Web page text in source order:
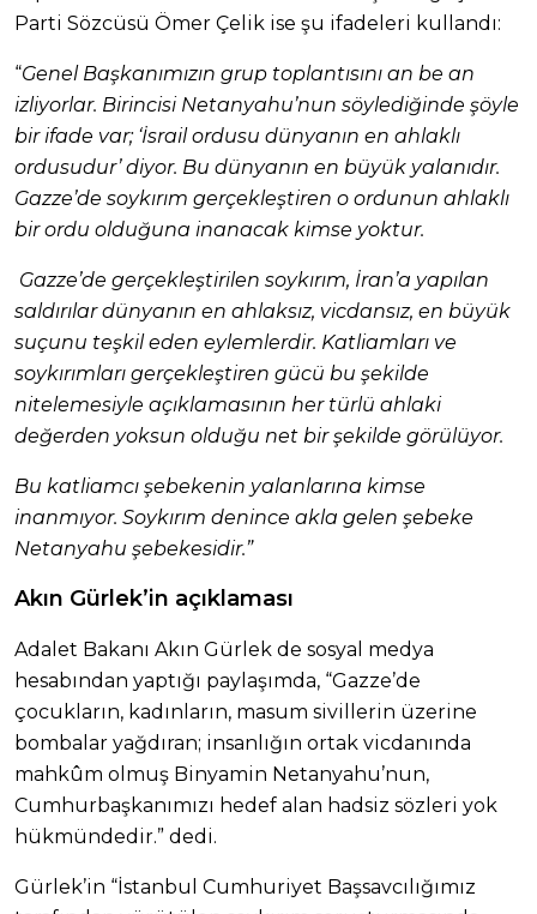
Parti Sözcüsü Ömer Çelik ise şu ifadeleri kullandı:
“Genel Başkanımızın grup toplantısını an be an
izliyorlar. Birincisi Netanyahu’nun söylediğinde şöyle
bir ifade var; ‘İsrail ordusu dünyanın en ahlaklı
ordusudur’ diyor. Bu dünyanın en büyük yalanıdır.
Gazze’de soykırım gerçekleştiren o ordunun ahlaklı
bir ordu olduğuna inanacak kimse yoktur.
Gazze’de gerçekleştirilen soykırım, İran’a yapılan
saldırılar dünyanın en ahlaksız, vicdansız, en büyük
suçunu teşkil eden eylemlerdir. Katliamları ve
soykırımları gerçekleştiren gücü bu şekilde
nitelemesiyle açıklamasının her türlü ahlaki
değerden yoksun olduğu net bir şekilde görülüyor.
Bu katliamcı şebekenin yalanlarına kimse
inanmıyor. Soykırım denince akla gelen şebeke
Netanyahu şebekesidir.”
Akın Gürlek’in açıklaması
Adalet Bakanı Akın Gürlek de sosyal medya
hesabından yaptığı paylaşımda, “Gazze’de
çocukların, kadınların, masum sivillerin üzerine
bombalar yağdıran; insanlığın ortak vicdanında
mahkûm olmuş Binyamin Netanyahu’nun,
Cumhurbaşkanımızı hedef alan hadsiz sözleri yok
hükmündedir.” dedi.
Gürlek’in “İstanbul Cumhuriyet Başsavcılığımız